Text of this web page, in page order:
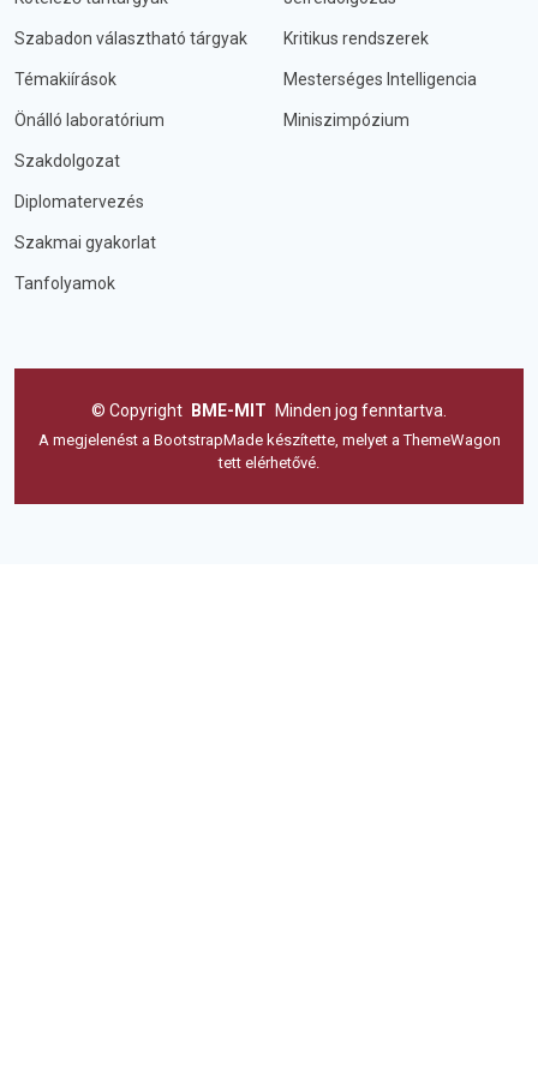
Szabadon választható tárgyak
Témakiírások
Önálló laboratórium
Szakdolgozat
Diplomatervezés
Szakmai gyakorlat
Tanfolyamok
Kritikus rendszerek
Mesterséges Intelligencia
Miniszimpózium
© Copyright BME-MIT Minden jog fenntartva.
A megjelenést a BootstrapMadekészítette, melyet aThemeWagon
tett elérhetővé.